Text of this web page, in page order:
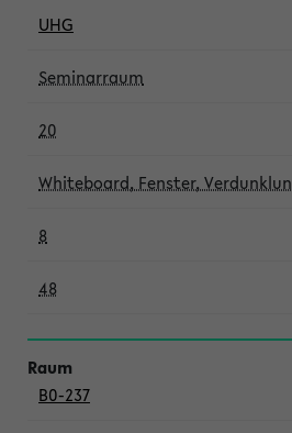
UHG
Seminarraum
20
Whiteboard, Fenster,
8
48
B0-237